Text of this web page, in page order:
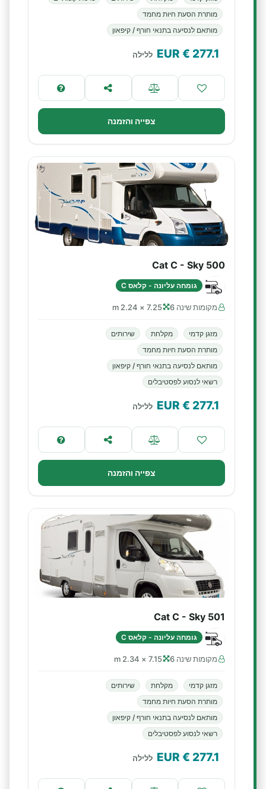
מותרת הסעת חיות מחמד
מותאם לנסיעה בתנאי חורף / קיפאון
277.1
€ EUR ללילה
צפייה והזמנה
Cat C - Sky 500
גומחה עליונה - קלאס C
מקומות שינה 6 7.25 × 2.24 m
מזגן קדמי מקלחת
שירותים
מותרת הסעת חיות מחמד
מותאם לנסיעה בתנאי חורף / קיפאון
רשאי לנסוע לפסטיבלים
277.1
€ EUR ללילה
צפייה והזמנה
Cat C - Sky 501
גומחה עליונה - קלאס C
מקומות שינה 6 7.15 × 2.34 m
מזגן קדמי מקלחת
שירותים
מותרת הסעת חיות מחמד
מותאם לנסיעה בתנאי חורף / קיפאון
רשאי לנסוע לפסטיבלים
277.1
€ EUR ללילה